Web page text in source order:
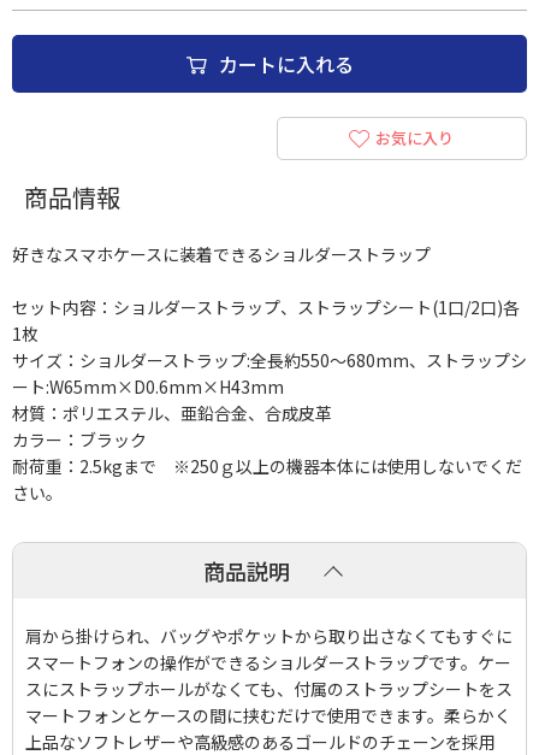
カートに入れる
お気に入り
商品情報
好きなスマホケースに装着できるショルダーストラップ
セット内容：ショルダーストラップ、ストラップシート(1口/2口)各
1枚
サイズ：ショルダーストラップ:全長約550～680mm、ストラップシ
ート:W65mm×D0.6mm×H43mm
材質：ポリエステル、亜鉛合金、合成皮革
カラー：ブラック
耐荷重：2.5kgまで ※250ｇ以上の機器本体には使用しないでくだ
さい。
商品説明
肩から掛けられ、バッグやポケットから取り出さなくてもすぐに
スマートフォンの操作ができるショルダーストラップです。ケー
スにストラップホールがなくても、付属のストラップシートをス
マートフォンとケースの間に挟むだけで使用できます。柔らかく
上品なソフトレザーや高級感のあるゴールドのチェーンを採用